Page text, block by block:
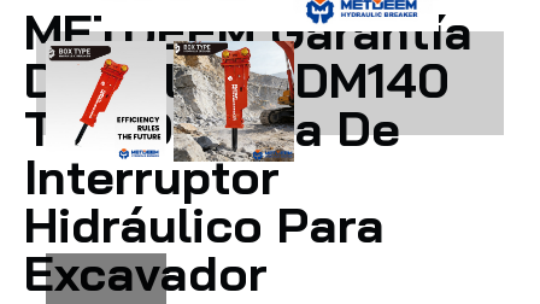
METDEEM Garantía
De Calidad DM140
Tipo De Caja De
Interruptor
Hidráulico Para
Excavador